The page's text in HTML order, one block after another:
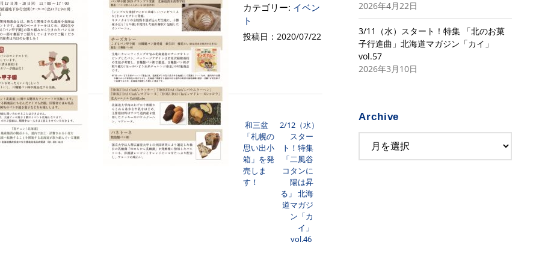
カテゴリー: イベン
ト
投稿日：2020/07/22
ビゲーション
和三盆
「札幌の
思い出小
箱」を発
売しま
す！
2/12（水）
スター
ト！特集
「二風谷
コタンに
陽は昇
る」 北海
道マガジ
ン「カ
イ」
vol.46
2026年4月22日
3/11（水）スタート！特集 「北のお菓
子行進曲」北海道マガジン「カイ」
vol.57
2026年3月10日
Archive